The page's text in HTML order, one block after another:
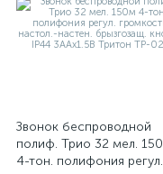
Звонок беспроводной
полиф. Трио 32 мел.
4-тон. полифония регул.